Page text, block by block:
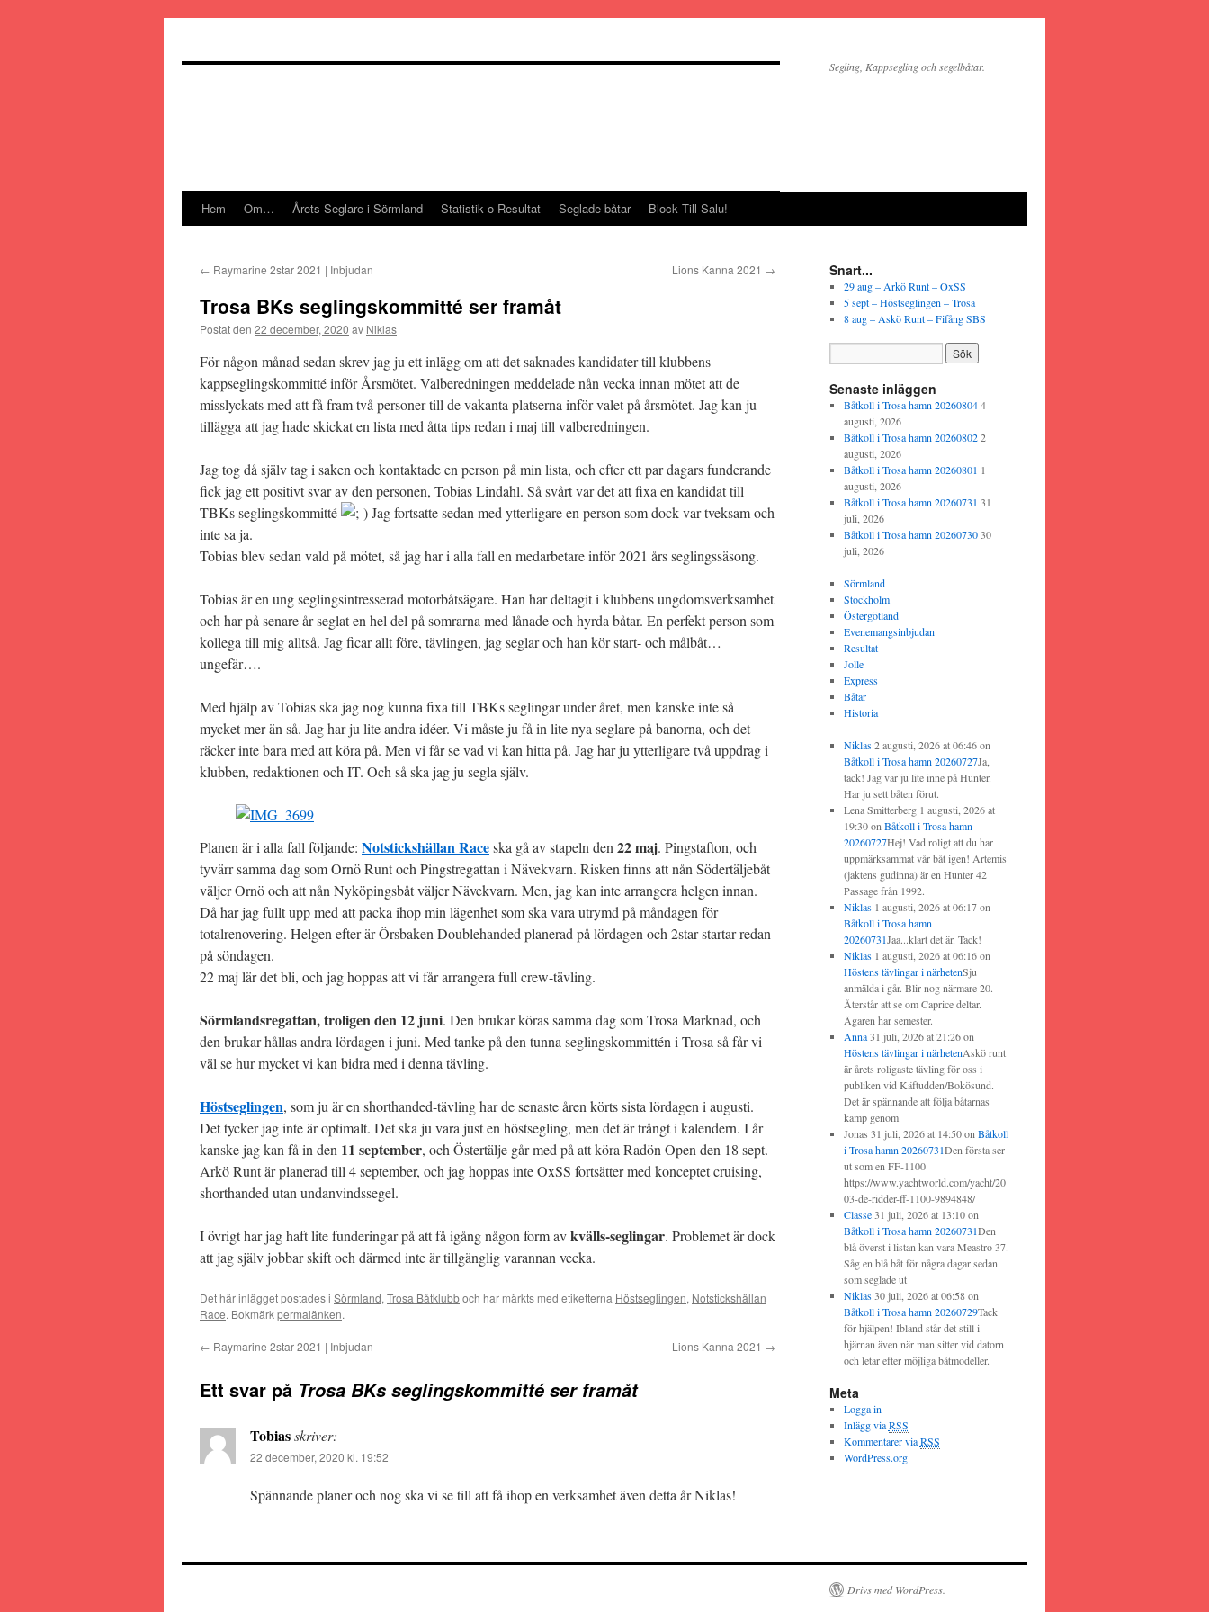
innehåll
Segling, Kappsegling och segelbåtar.
Hem Om… Årets Seglare i Sörmland Statistik o Resultat Seglade båtar Block Till Salu!
← Raymarine 2star 2021 | Inbjudan Lions Kanna 2021 →
Trosa BKs seglingskommitté ser framåt
Postat den 22 december, 2020 av Niklas
För någon månad sedan skrev jag ju ett inlägg om att det saknades kandidater till klubbens
kappseglingskommitté inför Årsmötet. Valberedningen meddelade nån vecka innan mötet att de
misslyckats med att få fram två personer till de vakanta platserna inför valet på årsmötet. Jag kan ju
tillägga att jag hade skickat en lista med åtta tips redan i maj till valberedningen.
Jag tog då själv tag i saken och kontaktade en person på min lista, och efter ett par dagars funderande
fick jag ett positivt svar av den personen, Tobias Lindahl. Så svårt var det att fixa en kandidat till
TBKs seglingskommitté
Jag fortsatte sedan med ytterligare en person som dock var tveksam och
inte sa ja.
Tobias blev sedan vald på mötet, så jag har i alla fall en medarbetare inför 2021 års seglingssäsong.
Tobias är en ung seglingsintresserad motorbåtsägare. Han har deltagit i klubbens ungdomsverksamhet
och har på senare år seglat en hel del på somrarna med lånade och hyrda båtar. En perfekt person som
kollega till mig alltså. Jag ficar allt före, tävlingen, jag seglar och han kör start- och målbåt…
ungefär….
Med hjälp av Tobias ska jag nog kunna fixa till TBKs seglingar under året, men kanske inte så
mycket mer än så. Jag har ju lite andra idéer. Vi måste ju få in lite nya seglare på banorna, och det
räcker inte bara med att köra på. Men vi får se vad vi kan hitta på. Jag har ju ytterligare två uppdrag i
klubben, redaktionen och IT. Och så ska jag ju segla själv.
Planen är i alla fall följande: Notstickshällan Raceska gå av stapeln den 22 maj. Pingstafton, och
tyvärr samma dag som Ornö Runt och Pingstregattan i Nävekvarn. Risken finns att nån Södertäljebåt
väljer Ornö och att nån Nyköpingsbåt väljer Nävekvarn. Men, jag kan inte arrangera helgen innan.
Då har jag fullt upp med att packa ihop min lägenhet som ska vara utrymd på måndagen för
totalrenovering. Helgen efter är Örsbaken Doublehanded planerad på lördagen och 2star startar redan
på söndagen.
22 maj lär det bli, och jag hoppas att vi får arrangera full crew-tävling.
Sörmlandsregattan, troligen den 12 juni. Den brukar köras samma dag som Trosa Marknad, och
den brukar hållas andra lördagen i juni. Med tanke på den tunna seglingskommittén i Trosa så får vi
väl se hur mycket vi kan bidra med i denna tävling.
Höstseglingen, som ju är en shorthanded-tävling har de senaste åren körts sista lördagen i augusti.
Det tycker jag inte är optimalt. Det ska ju vara just en höstsegling, men det är trångt i kalendern. I år
kanske jag kan få in den 11 september, och Östertälje går med på att köra Radön Open den 18 sept.
Arkö Runt är planerad till 4 september, och jag hoppas inte OxSS fortsätter med konceptet cruising,
shorthanded utan undanvindssegel.
I övrigt har jag haft lite funderingar på att få igång någon form avkvälls-seglingar. Problemet är dock
att jag själv jobbar skift och därmed inte är tillgänglig varannan vecka.
Det här inlägget postades i Sörmland, Trosa Båtklubboch har märkts med etiketterna Höstseglingen, Notstickshällan
Race. Bokmärkpermalänken.
← Raymarine 2star 2021 | Inbjudan Lions Kanna 2021 →
Ett svar på Trosa BKs seglingskommitté ser framåt
Tobiasskriver:
22 december, 2020 kl. 19:52
Spännande planer och nog ska vi se till att få ihop en verksamhet även detta år Niklas!
Snart...
29 aug – Arkö Runt – OxSS
5 sept – Höstseglingen – Trosa
8 aug – Askö Runt – Fifång SBS
Senaste inläggen
Båtkoll i Trosa hamn 20260804 4
augusti, 2026
Båtkoll i Trosa hamn 20260802 2
augusti, 2026
Båtkoll i Trosa hamn 20260801 1
augusti, 2026
Båtkoll i Trosa hamn 20260731 31
juli, 2026
Båtkoll i Trosa hamn 20260730 30
juli, 2026
Sörmland
Stockholm
Östergötland
Evenemangsinbjudan
Resultat
Jolle
Express
Båtar
Historia
Niklas2 augusti, 2026 at 06:46on
Båtkoll i Trosa hamn 20260727Ja,
tack! Jag var ju lite inne på Hunter.
Har ju sett båten förut.
Lena Smitterberg1 augusti, 2026 at
19:30on Båtkoll i Trosa hamn
20260727Hej! Vad roligt att du har
uppmärksammat vår båt igen! Artemis
(jaktens gudinna) är en Hunter 42
Passage från 1992.
Niklas1 augusti, 2026 at 06:17on
Båtkoll i Trosa hamn
20260731Jaa...klart det är. Tack!
Niklas1 augusti, 2026 at 06:16on
Höstens tävlingar i närhetenSju
anmälda i går. Blir nog närmare 20.
Återstår att se om Caprice deltar.
Ägaren har semester.
Anna31 juli, 2026 at 21:26on
Höstens tävlingar i närhetenAskö runt
är årets roligaste tävling för oss i
publiken vid Käftudden/Bokösund.
Det är spännande att följa båtarnas
kamp genom
Jonas 31 juli, 2026 at 14:50on Båtkoll
i Trosa hamn 20260731Den första ser
ut som en FF-1100
https://www.yachtworld.com/yacht/20
03-de-ridder-ff-1100-9894848/
Classe31 juli, 2026 at 13:10on
Båtkoll i Trosa hamn 20260731Den
blå överst i listan kan vara Meastro 37.
Såg en blå båt för några dagar sedan
som seglade ut
Niklas30 juli, 2026 at 06:58on
Båtkoll i Trosa hamn 20260729Tack
för hjälpen! Ibland står det still i
hjärnan även när man sitter vid datorn
och letar efter möjliga båtmodeller.
Meta
Logga in
Inlägg viaRSS
Kommentarer viaRSS
WordPress.org
Drivs med WordPress.